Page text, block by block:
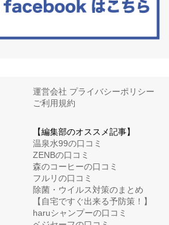
運営会社 プライバシーポリシー
ご利用規約
【編集部のオススメ記事】
温泉水99の口コミ
ZENBの口コミ
森のコーヒーの口コミ
フルリの口コミ
除菌・ウイルス対策のまとめ
【自宅ですぐ出来る予防策！】
haruシャンプーの口コミ